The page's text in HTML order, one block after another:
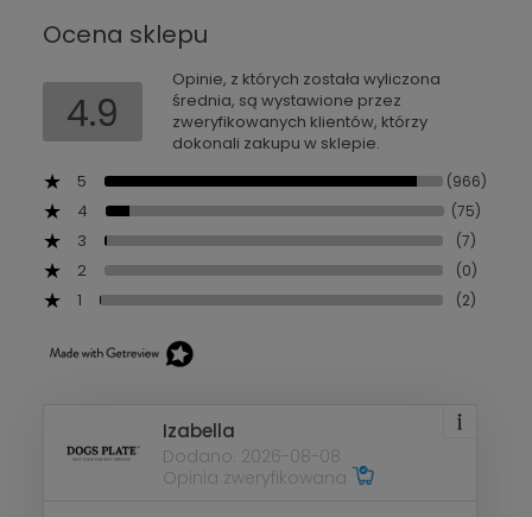
Ocena sklepu
4.9
Opinie, z których została wyliczona
średnia, są wystawione przez
zweryfikowanych klientów, którzy
dokonali zakupu w sklepie.
5
(966)
4 (75)
3 (7)
2 (0)
1 (2)
Izabella
Dodano: 2026-08-08
Opinia zweryfikowana